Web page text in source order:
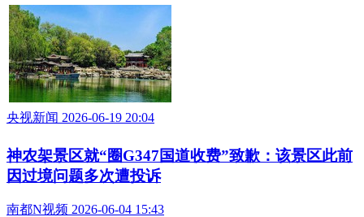
央视新闻 2026-06-19 20:04
神农架景区就“圈G347国道收费”致歉：该景区此前
因过境问题多次遭投诉
南都N视频 2026-06-04 15:43